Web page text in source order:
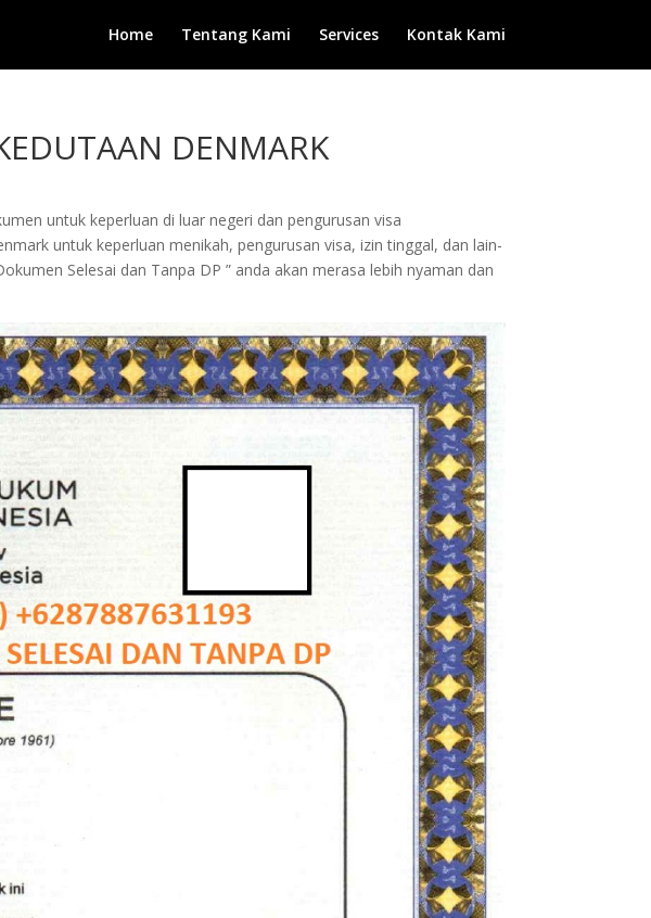
Home Tentang Kami Services Kontak Kami
DENMARK
untuk keperluan di luar negeri dan pengurusan visa
untuk keperluan menikah, pengurusan visa, izin tinggal, dan lain-
Selesai dan Tanpa DP ” anda akan merasa lebih nyaman dan